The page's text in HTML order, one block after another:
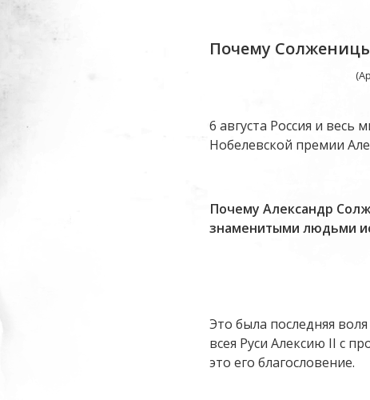
Почему
6 августа Россия и весь
Нобелевской премии
Почему Александр
знаменитыми людьми
Это была последняя
всея Руси Алексию II с
это его благословение.